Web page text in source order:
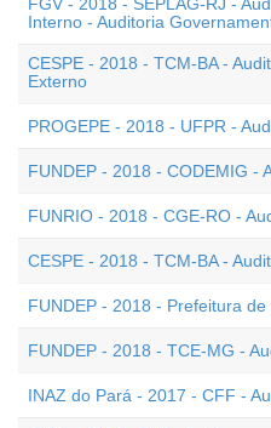
Interno - Auditoria
CESPE - 2018 - TCM-BA -
Externo
PROGEPE - 2018 - UFPR -
FUNDEP - 2018 - CODEMIG -
FUNRIO - 2018 - CGE-RO -
CESPE - 2018 - TCM-BA -
FUNDEP - 2018 - Prefeitura
FUNDEP - 2018 - TCE-MG -
INAZ do Pará - 2017 - CFF -